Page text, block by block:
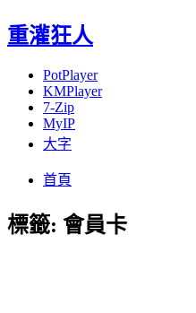
重灌狂人
PotPlayer
KMPlayer
7-Zip
MyIP
大字
首頁
標籤: 會員卡